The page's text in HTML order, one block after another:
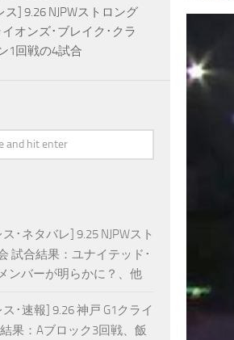
] 9.26 NJPWストロング
オンズ･ブレイク･クラ
1回戦の4試合
･ネタバレ] 9.25 NJPWスト
試合結果：ユナイテッド･
ンバーが明らかに？、他
･速報] 9.26 神戸 G1クライ
果：Aブロック3回戦、飯